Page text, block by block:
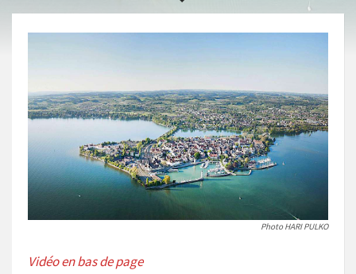
Photo HARI PULKO
Vidéo en bas de page